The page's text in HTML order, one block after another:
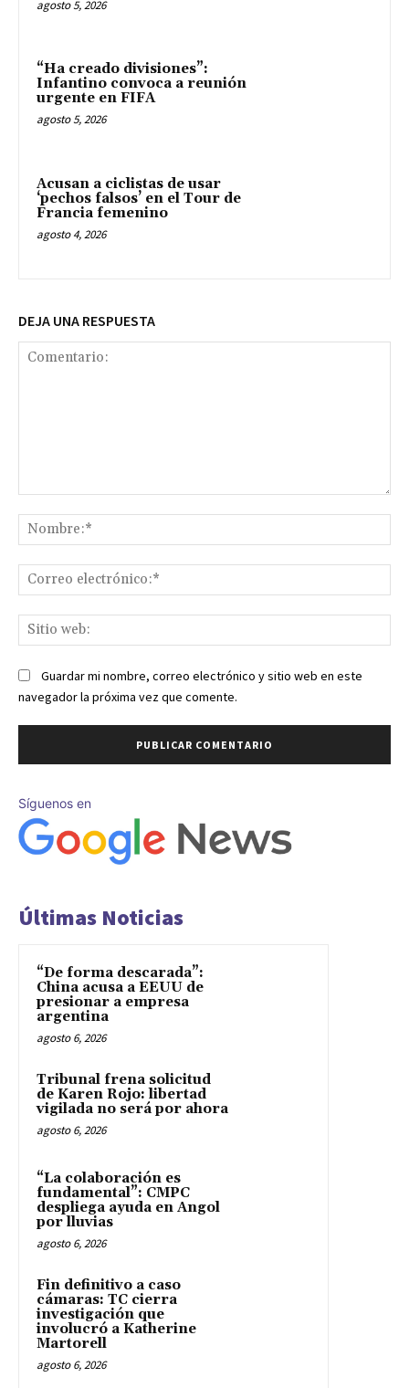
agosto 5, 2026
“Ha creado divisiones”:
Infantino convoca a reunión
urgente en FIFA
agosto 5, 2026
Acusan a ciclistas de usar
‘pechos falsos’ en el Tour de
Francia femenino
agosto 4, 2026
DEJA UNA RESPUESTA
Guardar mi nombre, correo electrónico y sitio web en este
navegador la próxima vez que comente.
Síguenos en
Últimas Noticias
“De forma descarada”:
China acusa a EEUU de
presionar a empresa
argentina
agosto 6, 2026
Tribunal frena solicitud
de Karen Rojo: libertad
vigilada no será por ahora
agosto 6, 2026
“La colaboración es
fundamental”: CMPC
despliega ayuda en Angol
por lluvias
agosto 6, 2026
Fin definitivo a caso
cámaras: TC cierra
investigación que
involucró a Katherine
Martorell
agosto 6, 2026